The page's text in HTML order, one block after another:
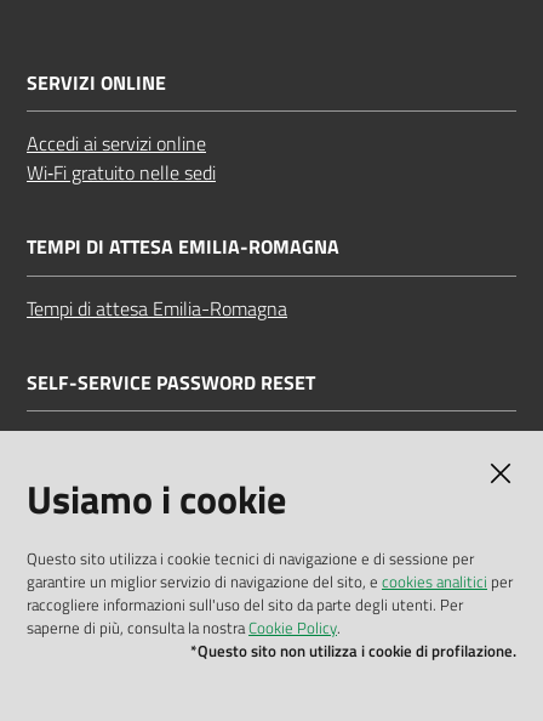
SERVIZI ONLINE
Accedi ai servizi online
Wi‑Fi gratuito nelle sedi
TEMPI DI ATTESA EMILIA-ROMAGNA
Tempi di attesa Emilia-Romagna
SELF-SERVICE PASSWORD RESET
Dichiarazione di accessibilità
Privacy policy
Usiamo i cookie
Questo sito utilizza i cookie tecnici di navigazione e di sessione per
garantire un miglior servizio di navigazione del sito, e cookies analitici per
raccogliere informazioni sull'uso del sito da parte degli utenti. Per
saperne di più, consulta la nostraCookie Policy.
*Questo sito non utilizza i cookie di profilazione.